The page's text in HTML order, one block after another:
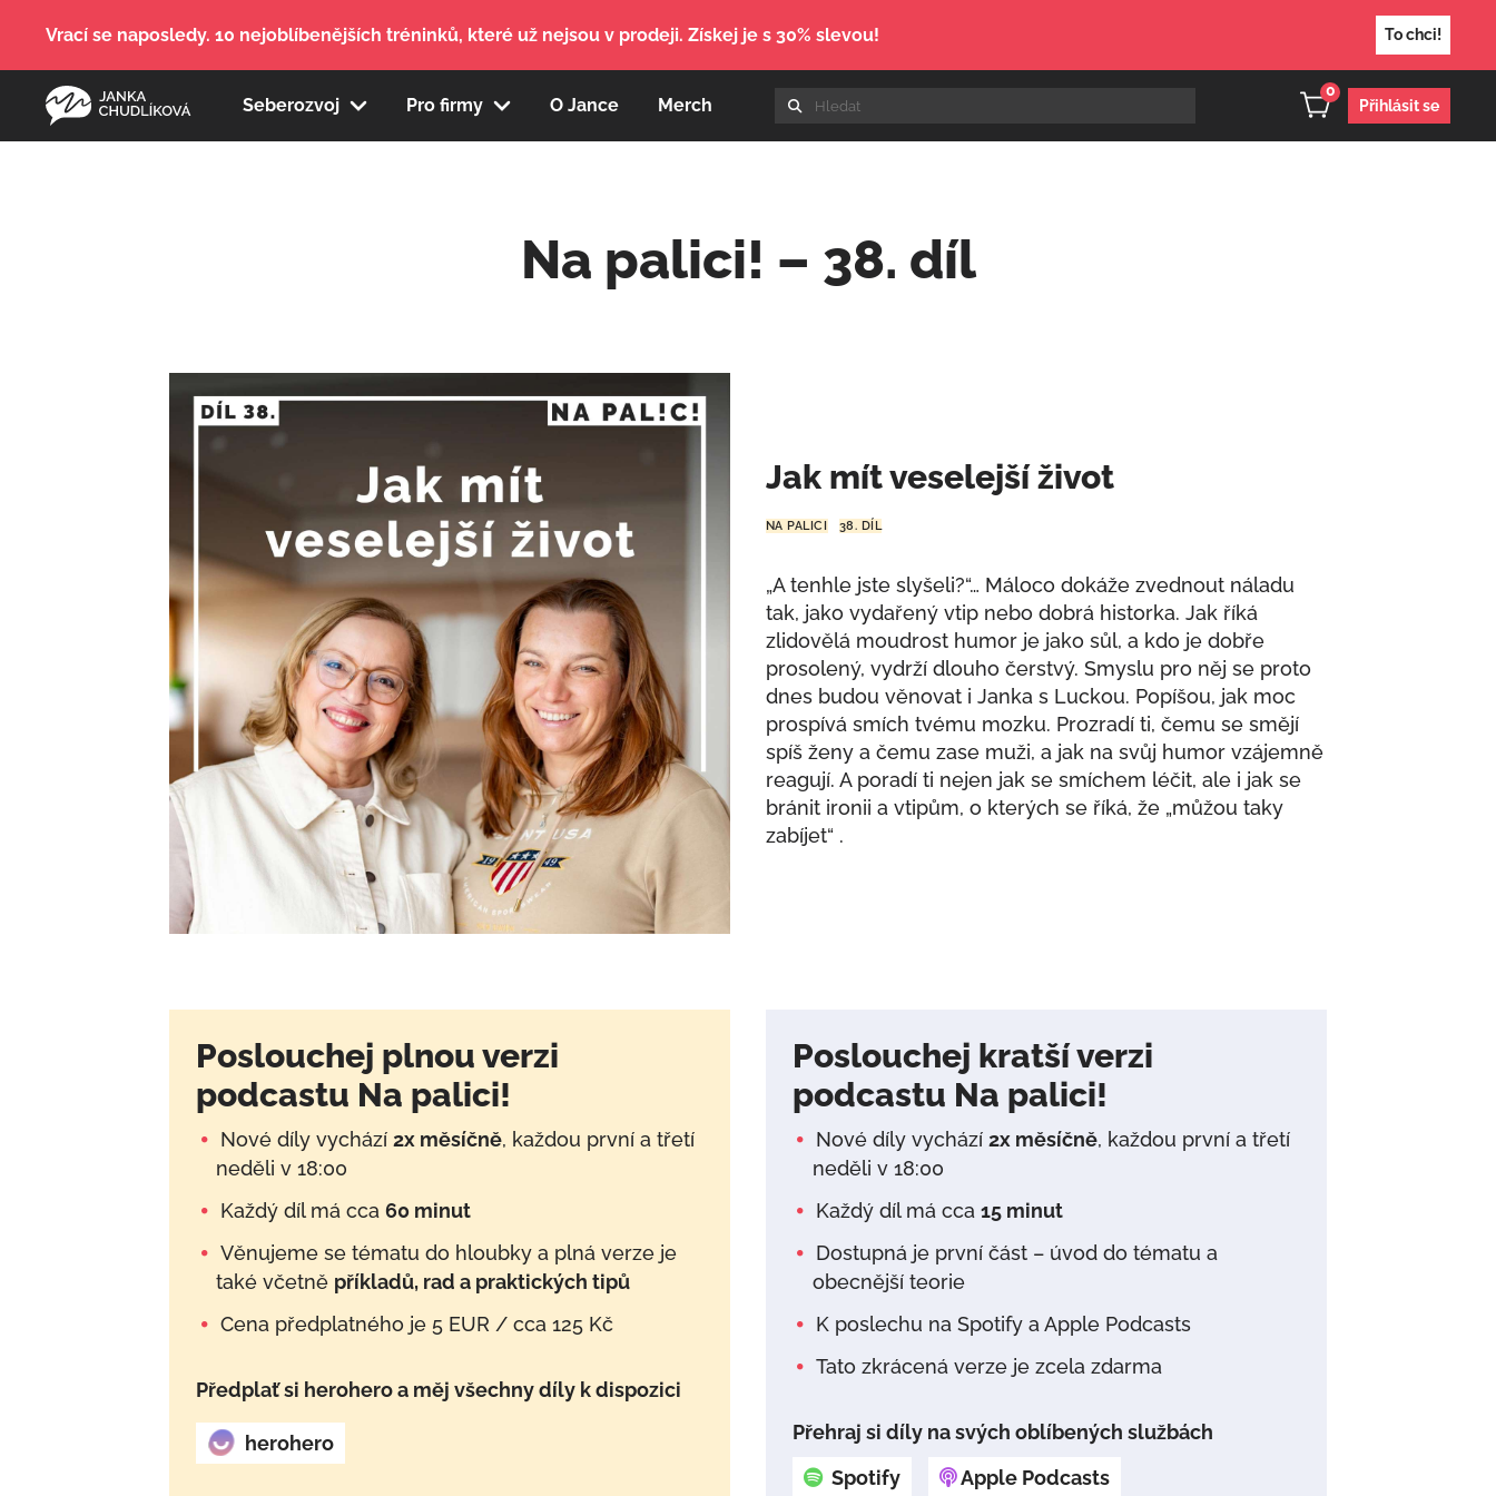
Vrací se naposledy. 10 nejoblíbenějších tréninků, které už nejsou v prodeji. Získej je s 30% slevou! To chci!
Seberozvoj Pro firmy O Jance Merch
0
Přihlásit se
Na palici! – 38. díl
Jak mít veselejší život
NA PALICI 38. DÍL
„A tenhle jste slyšeli?“… Máloco dokáže zvednout náladu
tak, jako vydařený vtip nebo dobrá historka. Jak říká
zlidovělá moudrost humor je jako sůl, a kdo je dobře
prosolený, vydrží dlouho čerstvý. Smyslu pro něj se proto
dnes budou věnovat i Janka s Luckou. Popíšou, jak moc
prospívá smích tvému mozku. Prozradí ti, čemu se smějí
spíš ženy a čemu zase muži, a jak na svůj humor vzájemně
reagují. A poradí ti nejen jak se smíchem léčit, ale i jak se
bránit ironii a vtipům, o kterých se říká, že „můžou taky
zabíjet“ .
Poslouchej plnou verzi
podcastu Na palici!
Nové díly vychází 2x měsíčně, každou první a třetí
neděli v 18:00
Každý díl má cca 60 minut
Věnujeme se tématu do hloubky a plná verze je
také včetně příkladů, rad a praktických tipů
Cena předplatného je 5 EUR / cca 125 Kč
Předplať si herohero a měj všechny díly k dispozici
herohero
Poslouchej kratší verzi
podcastu Na palici!
Nové díly vychází2x měsíčně, každou první a třetí
neděli v 18:00
Každý díl má cca15 minut
Dostupná je první část – úvod do tématu a
obecnější teorie
K poslechu na Spotify a Apple Podcasts
Tato zkrácená verze je zcela zdarma
Přehraj si díly na svých oblíbených službách
Spotify
Apple Podcasts